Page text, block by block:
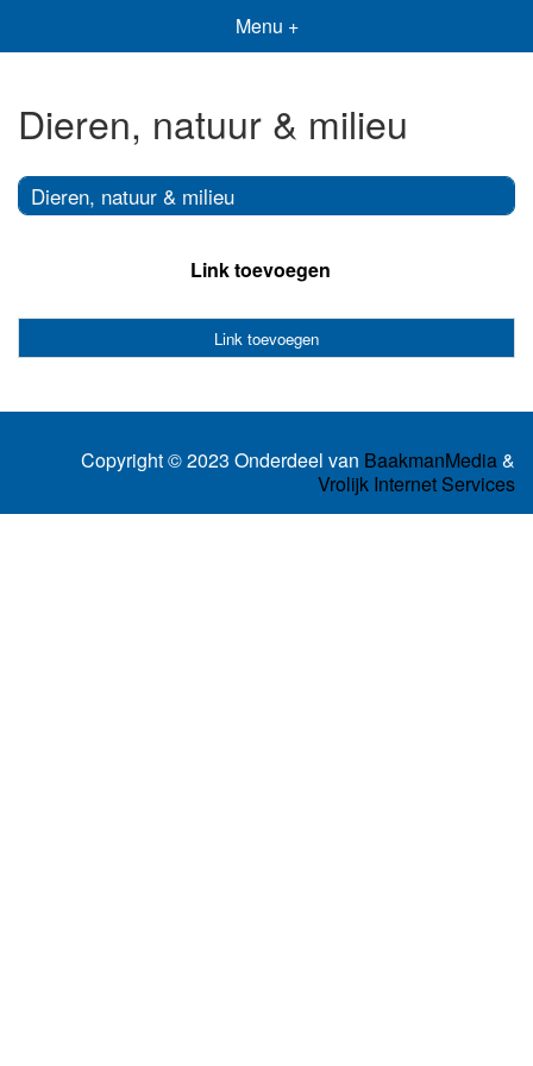
Menu +
Dieren, natuur & milieu
Dieren, natuur & milieu
Link toevoegen
Link toevoegen
Copyright © 2023 Onderdeel van BaakmanMedia&
Vrolijk Internet Services